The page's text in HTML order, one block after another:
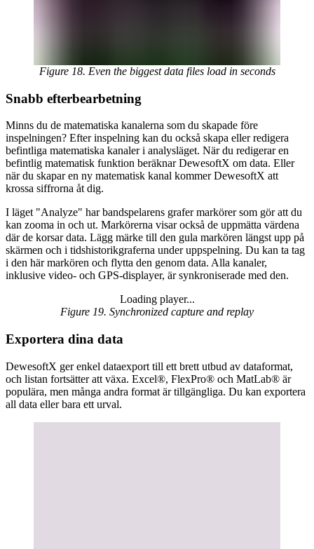
Figure 18. Even the biggest data files load in seconds
Snabb efterbearbetning
Minns du de matematiska kanalerna som du skapade före
inspelningen? Efter inspelning kan du också skapa eller redigera
befintliga matematiska kanaler i analysläget. När du redigerar en
befintlig matematisk funktion beräknar DewesoftX om data. Eller
när du skapar en ny matematisk kanal kommer DewesoftX att
krossa siffrorna åt dig.
I läget "Analyze" har bandspelarens grafer markörer som gör att du
kan zooma in och ut. Markörerna visar också de uppmätta värdena
där de korsar data. Lägg märke till den gula markören längst upp på
skärmen och i tidshistorikgraferna under uppspelning. Du kan ta tag
i den här markören och flytta den genom data. Alla kanaler,
inklusive video- och GPS-displayer, är synkroniserade med den.
Loading player...
Loading video...
Figure 19. Synchronized capture and replay
Exportera dina data
DewesoftX ger enkel dataexport till ett brett utbud av dataformat,
och listan fortsätter att växa. Excel®, FlexPro® och MatLab® är
populära, men många andra format är tillgängliga. Du kan exportera
all data eller bara ett urval.